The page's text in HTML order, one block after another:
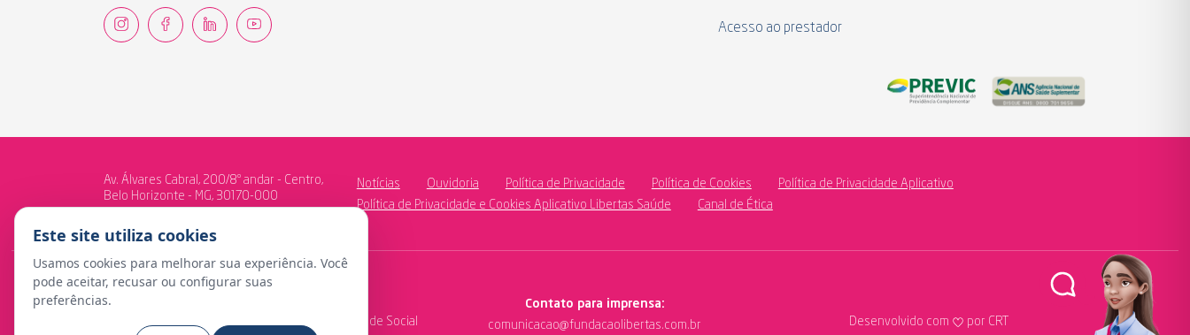
Acesso ao prestador
Av. Álvares Cabral, 200/8º andar - Centro,
Belo Horizonte - MG, 30170-000
Notícias Ouvidoria Política de Privacidade Política de Cookies
Política de Privacidade Aplicativo
Política de Privacidade e Cookies Aplicativo Libertas Saúde
Canal de Ética
© Copyright 2024 Fundação Libertas de Seguridade Social
Contato para imprensa:
comunicacao@fundacaolibertas.com.br
Desenvolvido com por CRT
Este site utiliza cookies
Usamos cookies para melhorar sua experiência. Você
pode aceitar, recusar ou configurar suas
preferências.